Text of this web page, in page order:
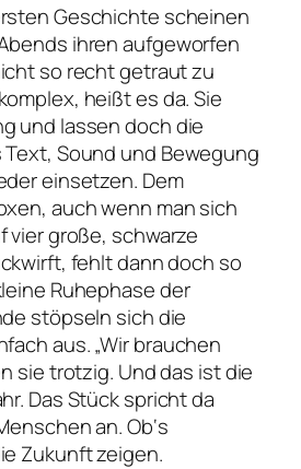
Geschichte scheinen
ihren aufgeworfen
so recht getraut zu
heißt es da. Sie
und lassen doch die
Sound und Bewegung
einsetzen. Dem
auch wenn man sich
vier große, schwarze
fehlt dann doch so
Ruhephase der
stöpseln sich die
aus.„Wir brauchen
sie trotzig. Und das ist die
Das Stück spricht da
an. Ob‘s
Zukunft zeigen.